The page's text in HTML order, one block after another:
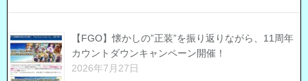
【FGO】懐かしの”正装”を振り返りながら、11周年
カウントダウンキャンペーン開催！
2026年7月27日